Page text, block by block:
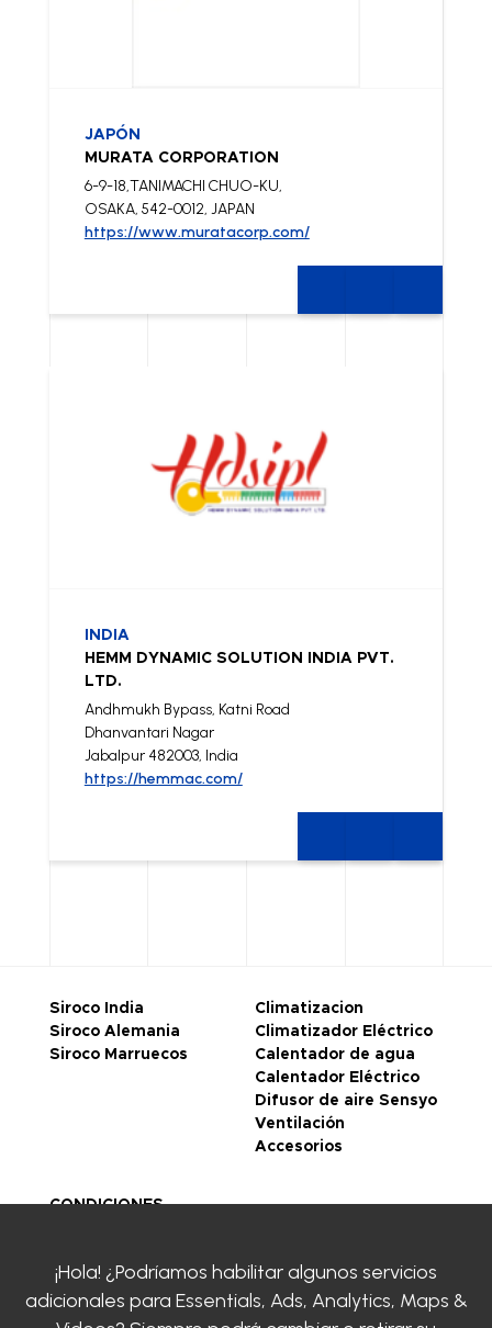
MURATA CORPORATION
JAPÓN
6-9-18,TANIMACHI CHUO-KU,
OSAKA, 542-0012, JAPAN
https://www.muratacorp.com/
HEMM DYNAMIC SOLUTION INDIA PVT.
LTD.
INDIA
Andhmukh Bypass, Katni Road
Dhanvantari Nagar
Jabalpur 482003, India
https://hemmac.com/
Siroco India
Siroco Alemania
Siroco Marruecos
Climatizacion
Climatizador Eléctrico
Calentador de agua
Calentador Eléctrico
Difusor de aire Sensyo
Ventilación
Accesorios
CONDICIONES
Politique de
confidentialité
Certificaciones
¡Hola! ¿Podríamos habilitar algunos servicios
adicionales para Essentials, Ads, Analytics, Maps &